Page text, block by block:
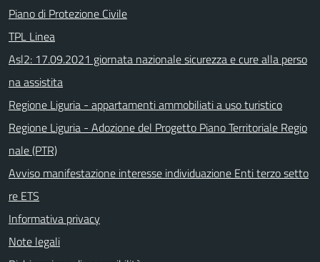
Piano di Protezione Civile
TPL Linea
Asl2: 17.09.2021 giornata nazionale sicurezza e cure alla perso
na assistita
Regione Liguria - appartamenti ammobiliati a uso turistico
Regione Liguria - Adozione del Progetto Piano Territoriale Regio
nale (PTR)
Avviso manifestazione interesse individuazione Enti terzo setto
re ETS
Informativa privacy
Note legali